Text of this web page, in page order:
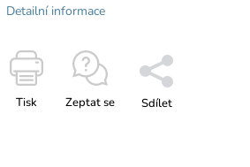
Detailní informace
Tisk Zeptat se Sdílet